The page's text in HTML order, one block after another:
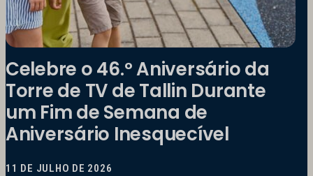
Celebre o 46.º Aniversário da
Torre de TV de Tallin Durante
um Fim de Semana de
Aniversário Inesquecível
11 DE JULHO DE 2026